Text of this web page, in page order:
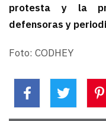
protesta y la
defensoras y
Foto: CODHEY